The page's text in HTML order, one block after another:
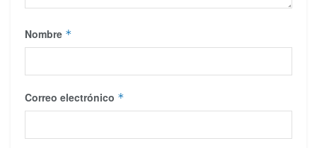
Nombre *
Correo electrónico *